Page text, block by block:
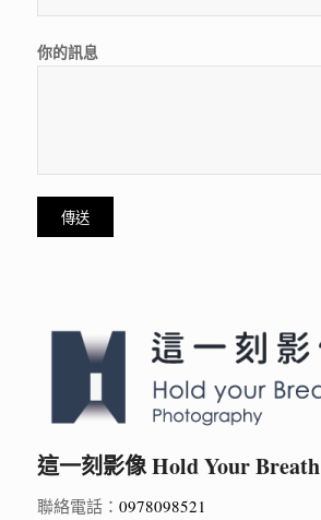
這一刻影像 Hold Your Breath
聯絡電話： 0978098521
你的訊息